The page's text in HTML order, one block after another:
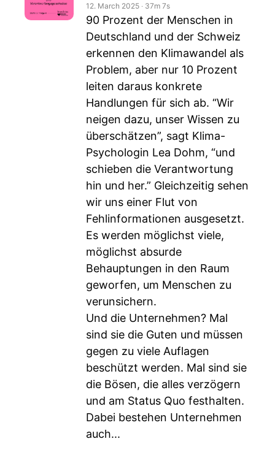
12. March 2025 ‧ 37m 7s
90 Prozent der Menschen in
Deutschland und der Schweiz
erkennen den Klimawandel als
Problem, aber nur 10 Prozent
leiten daraus konkrete
Handlungen für sich ab. “Wir
neigen dazu, unser Wissen zu
überschätzen”, sagt Klima-
Psychologin Lea Dohm, “und
schieben die Verantwortung
hin und her.” Gleichzeitig sehen
wir uns einer Flut von
Fehlinformationen ausgesetzt.
Es werden möglichst viele,
möglichst absurde
Behauptungen in den Raum
geworfen, um Menschen zu
verunsichern.
Und die Unternehmen? Mal
sind sie die Guten und müssen
gegen zu viele Auflagen
beschützt werden. Mal sind sie
die Bösen, die alles verzögern
und am Status Quo festhalten.
Dabei bestehen Unternehmen
auch...